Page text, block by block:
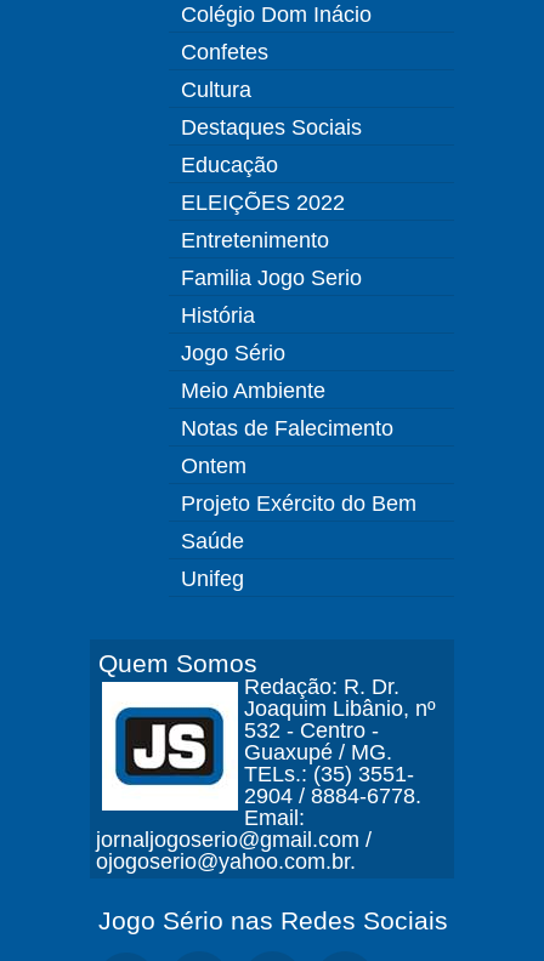
Colégio Dom Inácio
Confetes
Cultura
Destaques Sociais
Educação
ELEIÇÕES 2022
Entretenimento
Familia Jogo Serio
História
Jogo Sério
Meio Ambiente
Notas de Falecimento
Ontem
Projeto Exército do Bem
Saúde
Unifeg
Quem Somos
Redação: R. Dr.
Joaquim Libânio, nº
532 - Centro -
Guaxupé / MG.
TELs.: (35) 3551-
2904 / 8884-6778.
Email:
jornaljogoserio@gmail.com /
ojogoserio@yahoo.com.br.
Jogo Sério nas Redes Sociais